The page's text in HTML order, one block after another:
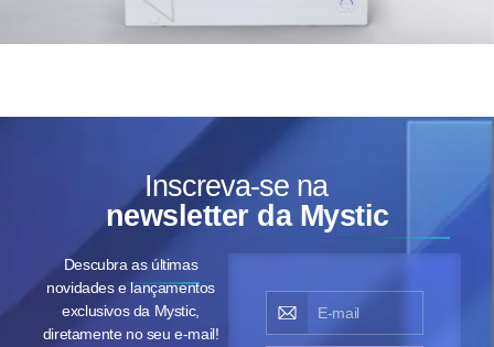
Inscreva-se na
newsletter da Mystic
Descubra as últimas
novidades e lançamentos
exclusivos da Mystic,
diretamente no seu e-mail!